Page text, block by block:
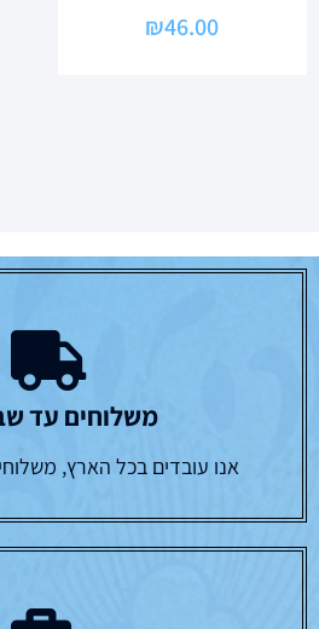
₪46.00
משלוחים עד
אנו עובדים בכל הארץ,